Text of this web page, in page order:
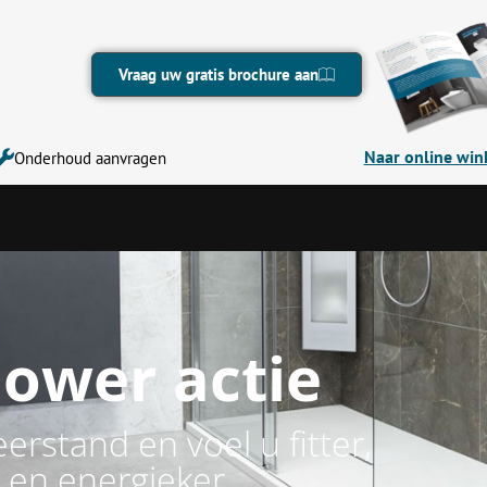
Vraag uw gratis brochure aan
Onderhoud aanvragen Naar online
actie
en voel u fitter,